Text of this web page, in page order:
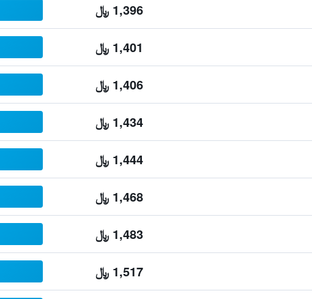
1,396 ﷼
1,401 ﷼
1,406 ﷼
1,434 ﷼
1,444 ﷼
1,468 ﷼
1,483 ﷼
1,517 ﷼